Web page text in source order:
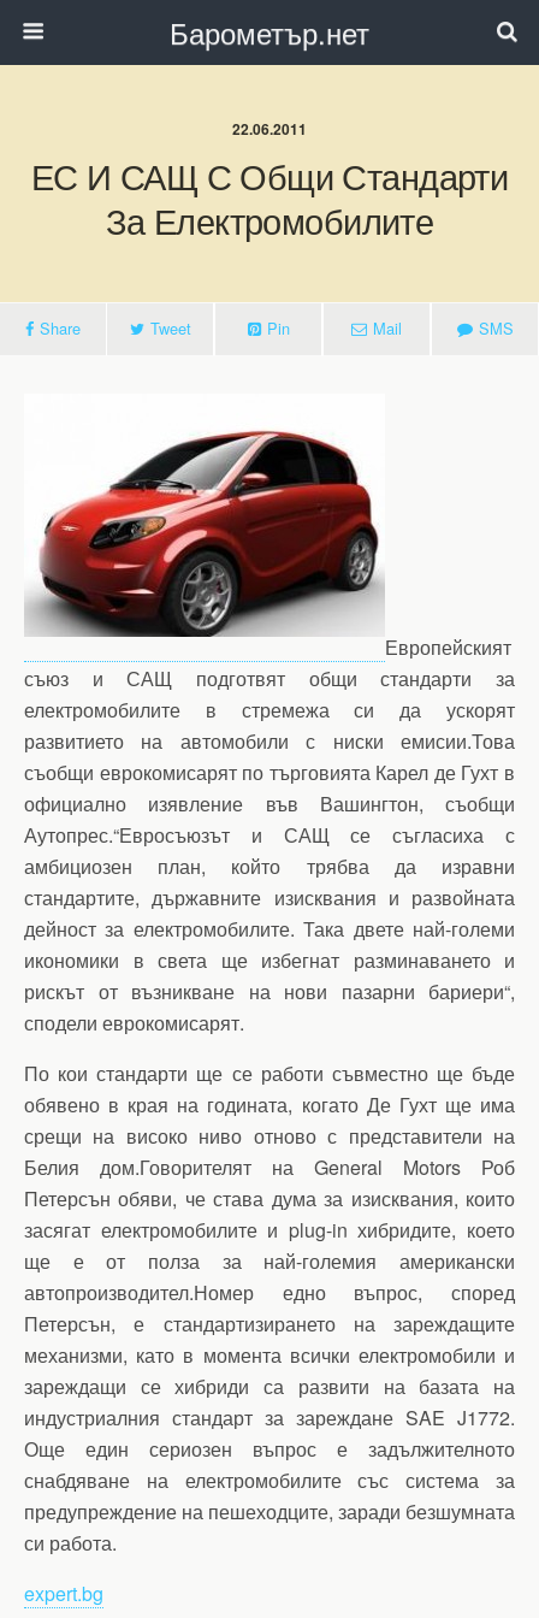
Барометър.нет
22.06.2011
ЕС И САЩ С Общи Стандарти
За Електромобилите
Share Tweet Pin Mail SMS
Европейският
съюз и САЩ подготвят общи стандарти за
електромобилите в стремежа си да ускорят
развитието на автомобили с ниски емисии.Това
съобщи еврокомисарят по търговията Карел де Гухт в
официално изявление във Вашингтон, съобщи
Аутопрес.“Евросъюзът и САЩ се съгласиха с
амбициозен план, който трябва да изравни
стандартите, държавните изисквания и развойната
дейност за електромобилите. Така двете най-големи
икономики в света ще избегнат разминаването и
рискът от възникване на нови пазарни бариери“,
сподели еврокомисарят.
По кои стандарти ще се работи съвместно ще бъде
обявено в края на годината, когато Де Гухт ще има
срещи на високо ниво отново с представители на
Белия дом.Говорителят на General Motors Роб
Петерсън обяви, че става дума за изисквания, които
засягат електромобилите и plug-in хибридите, което
ще е от полза за най-големия американски
автопроизводител.Номер едно въпрос, според
Петерсън, е стандартизирането на зареждащите
механизми, като в момента всички електромобили и
зареждащи се хибриди са развити на базата на
индустриалния стандарт за зареждане SAE J1772.
Още един сериозен въпрос е задължителното
снабдяване на електромобилите със система за
предупреждение на пешеходците, заради безшумната
си работа.
expert.bg